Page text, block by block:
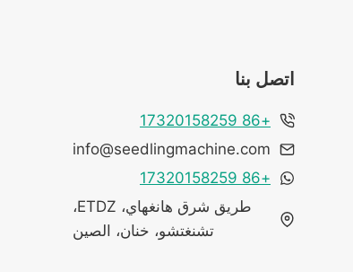
اتصل بنا
+86 17320158259
info@seedlingmachine.com
+86 17320158259
طريق شرق هانغهاي، ETDZ،
تشنغتشو، خنان، الصين